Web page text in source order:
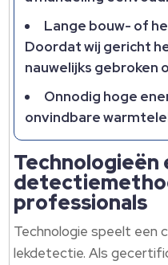
Lange bouw- of
Doordat wij gericht
nauwelijks gebroken
Onnodig hoge
onvindbare
Technologieën
professionals
Technologie speelt een
lekdetectie.​ Als